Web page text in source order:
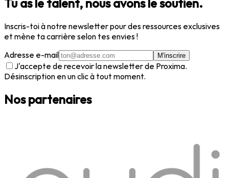
Tu as le talent, nous avons le soutien.
Inscris-toi à notre newsletter pour des ressources exclusives
et mène ta carrière selon tes envies !
Adresse e-mail
M'inscrire
J'accepte de recevoir la newsletter de Proxima.
Désinscription en un clic à tout moment.
Nos partenaires